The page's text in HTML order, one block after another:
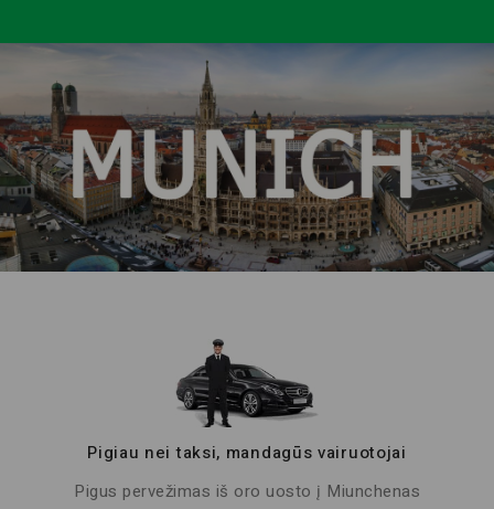
Pigiau nei taksi, mandagūs vairuotojai
Pigus pervežimas iš oro uosto į Miunchenas